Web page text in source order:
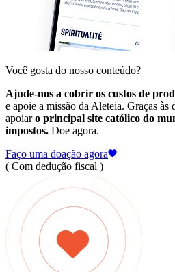
Você gosta do nosso conteúdo?
Ajude-nos a cobrir os custos de
e apoie a missão da Aleteia. Graças às
apoiaro principal site católico do
impostos. Doe agora.
Faço uma doação agora
( Com dedução fiscal )